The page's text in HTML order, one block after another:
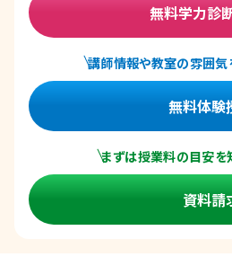
無料学力診
講師情報や教室の雰囲気
無料体験
まずは授業料の目安を
資料請